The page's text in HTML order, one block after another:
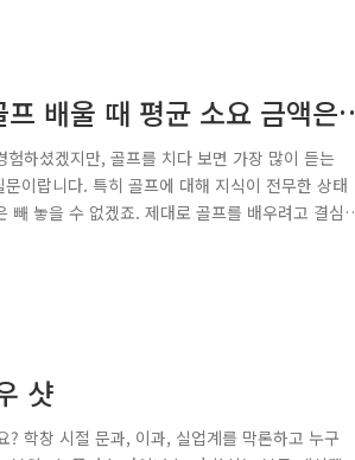
배울 때 평균 소요 금액은
하셨겠지만, 골프를 치다 보면 가장 많이 듣는
이랍니다. 특히 골프에 대해 지식이 전무한 상태
놓을 수 없겠죠. 제대로 골프를 배우려고 결심
러면 비용이 굉장히 많이 들 것 같은 느낌도 들구
기 마련입니다. 그런데, 정말 골프를 시작할 때
샷
학창 시절 문과, 이과, 실업계를 막론하고 누구